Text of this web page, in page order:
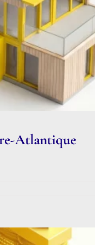
Atlantique